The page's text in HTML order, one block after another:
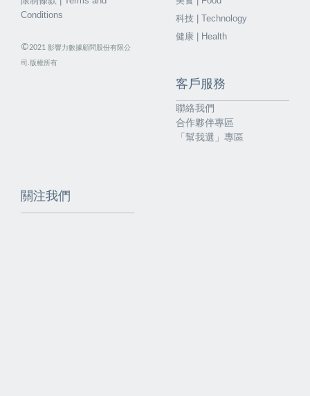
Conditions
©2021 影響力數據顧問股份有限公
司.版權所有
科技 | Technology
健康 | Health
客戶服務
聯絡我們
合作夥伴專區
「幫我選」專區
關注我們